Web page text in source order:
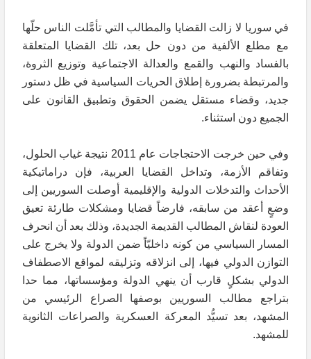
في سوريا لا زالت القضايا والمطالب التي تأمَّلت الناس حلّها
مع مطلع الألفية من دون حل بعد، تلك القضايا المتعلقة
بالفساد والنهب والقمع والعدالة الاجتماعية وتوزيع الثروة،
والمرتبطة بضرورة إطلاق الحريات السياسية في ظل دستور
جديد، وقضاء مستقل يضمن الحقوق وتطبيق القانون على
الجميع دون استثناء.
وفي حين خرجت الاحتجاجات عام 2011 نتيجة غياب الحلول،
وتفاقم الأزمة، وتداخل القضايا العربية، فإن دراماتيكية
الأحداث والتدخلات الدولية والإقليمية أوصلت السوريين إلى
وضعٍ أعقد من سابقه، فارضاً قضايا ومشكلات طارئة تعيق
العودة لنقاش المطالب القديمة الجديدة، وذلك بعد أن انحرف
المسار السياسي من كونه داخليّاً ضمن الدولة ولا يخرج على
التوازن الدولي فيها، إلى انزلاقه وتزليقه لمواقع الاصطفاف
الدولي بشكلٍ قارب أن ينهي الدولة ومؤسساتها، مما حدا
بتراجع مطالب السوريين بوصفها الصراع الرئيسي من
المشهد، بعد تسيُّد المعركة العسكرية والصراعات الثانوية
للمشهد.